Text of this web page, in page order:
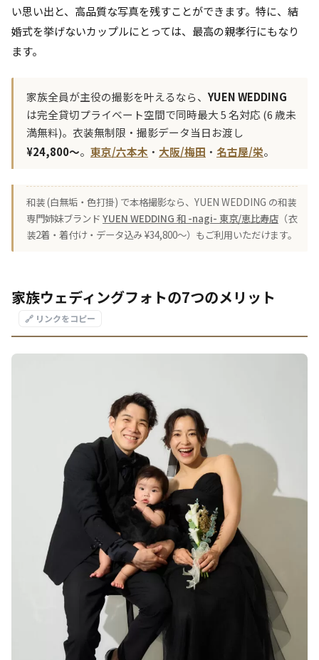
い思い出と、高品質な写真を残すことができます。特に、結
婚式を挙げないカップルにとっては、最高の親孝行にもなり
ます。
家族全員が主役の撮影を叶えるなら、 YUEN WEDDING
は完全貸切プライベート空間で同時最大 5 名対応 (6 歳未
満無料)。衣装無制限・撮影データ当日お渡し
¥24,800〜。 東京/六本木 ・ 大阪/梅田 ・ 名古屋/栄。
和装 (白無垢・色打掛) で本格撮影なら、YUEN WEDDING の和装
専門姉妹ブランド YUEN WEDDING 和 -nagi- 東京/恵比寿店 （衣
装2着・着付け・データ込み ¥34,800〜）もご利用いただけます。
家族ウェディングフォトの7つのメリット
🔗 リンクをコピー